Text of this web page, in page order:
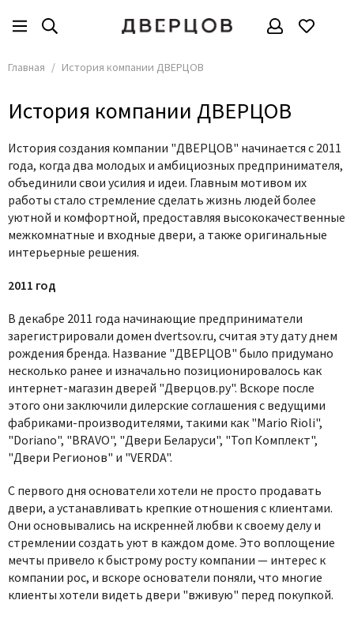
Главная История компании ДВЕРЦОВ
История компании ДВЕРЦОВ
История создания компании "ДВЕРЦОВ" начинается с 2011
года, когда два молодых и амбициозных предпринимателя,
объединили свои усилия и идеи. Главным мотивом их
работы стало стремление сделать жизнь людей более
уютной и комфортной, предоставляя высококачественные
межкомнатные и входные двери, а также оригинальные
интерьерные решения.
2011 год
В декабре 2011 года начинающие предприниматели
зарегистрировали домен dvertsov.ru, считая эту дату днем
рождения бренда. Название "ДВЕРЦОВ" было придумано
несколько ранее и изначально позиционировалось как
интернет-магазин дверей "Дверцов.ру". Вскоре после
этого они заключили дилерские соглашения с ведущими
фабриками-производителями, такими как "Mario Rioli",
"Doriano", "BRAVO", "Двери Беларуси", "Топ Комплект",
"Двери Регионов" и "VERDA".
С первого дня основатели хотели не просто продавать
двери, а устанавливать крепкие отношения с клиентами.
Они основывались на искренней любви к своему делу и
стремлении создать уют в каждом доме. Это воплощение
мечты привело к быстрому росту компании — интерес к
компании рос, и вскоре основатели поняли, что многие
клиенты хотели видеть двери "вживую" перед покупкой.